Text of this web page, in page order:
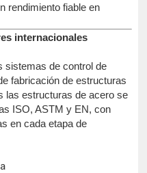
rendimiento fiable en
internacionales
sistemas de control de
fabricación de estructuras
las estructuras de acero se
ISO, ASTM y EN, con
en cada etapa de